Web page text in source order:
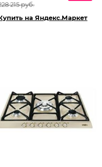
215 руб.
на Яндекс.Маркет